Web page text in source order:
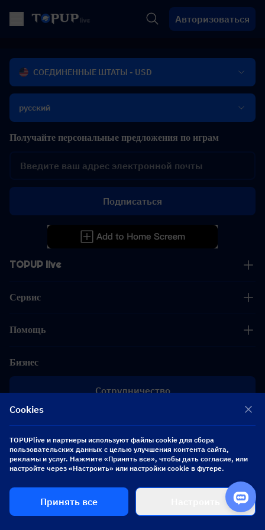
Авторизоваться
СОЕДИНЕННЫЕ ШТАТЫ - USD
русский
TOPUP live
Сервис
Помощь
Бизнес
Сотрудничество
[email protected]
Получайте персональные предложения по играм
Подписаться
Подписывайтесь на нас
Copyright 2026 SEA WHALE TECHNOLOGY PTE.LTD. All Rights Reserved.
Cookies
TOPUPlive и партнеры используют файлы cookie для сбора
пользовательских данных с целью улучшения контента сайта,
рекламы и услуг. Нажмите «Принять все», чтобы дать согласие, или
настройте через «Настроить» или настройки cookie в футере.
Принять все